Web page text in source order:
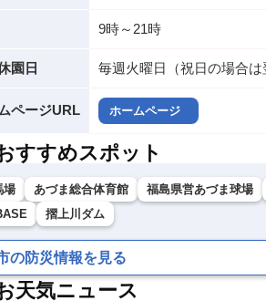
9時～21時
園日 毎週火曜日（祝日の場合は
ページURL ホームページ
すすめスポット
場 あづま総合体育館 福島県営あづま球場
摺上川ダム
の防災情報を見る
天気ニュース